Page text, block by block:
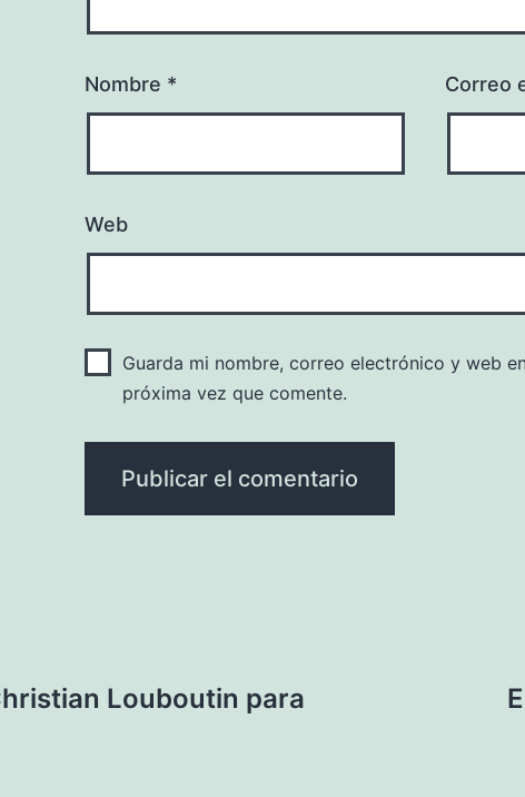
Nombre * Correo
Web
Guarda mi nombre, correo electrónico y web
próxima vez que comente.
Louboutin para